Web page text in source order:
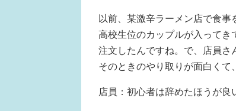
以前、某激辛ラーメン店で食事
高校生位のカップルが入ってき
注文したんですね。で、店員さ
そのときのやり取りが面白くて、
店員：初心者は辞めたほうが良